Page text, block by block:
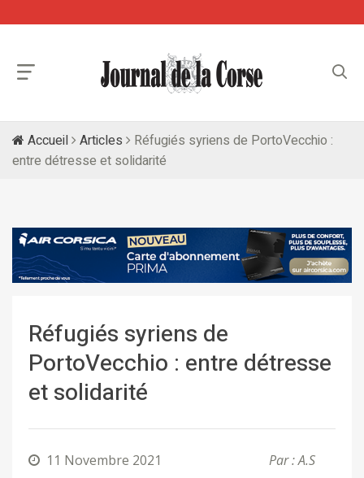
Accueil Articles
Réfugiés syriens de PortoVecchio :
entre détresse et solidarité
Réfugiés syriens de
PortoVecchio : entre détresse
et solidarité
11 Novembre 2021
Par : A.S